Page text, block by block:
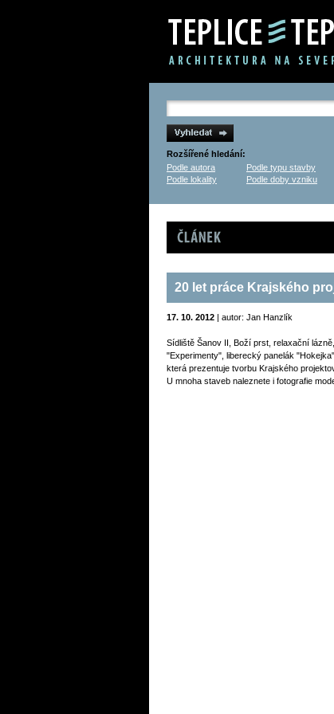
Rozšířené hledání:
Podle autora
Podle typu stavby
Podle lokality
Podle doby vzniku
Článek
20 let práce Krajského
17. 10. 2012 | autor: Jan Hanzlík
Sídliště Šanov II, Boží prst, relaxační
"Experimenty", liberecký panelák
která prezentuje tvorbu Krajského
U mnoha staveb naleznete i fotografie